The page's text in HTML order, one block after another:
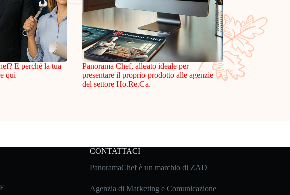
E perché la tua
qui
Panorama Chef, alleato ideale per
presentare il proprio prodotto alle agenzie
del settore Ho.Re.Ca.
CONTATTACI
PanoramaChef è un marchio di ZAD
Agenzia di Marketing e Comunicazione